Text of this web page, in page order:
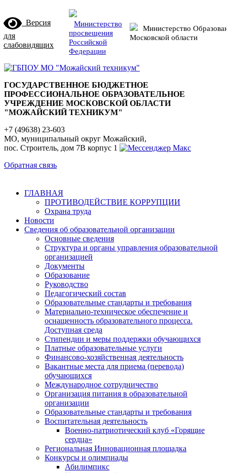
Версия
для
слабовидящих
Министерство
просвещения
Российской
Федерации
Министерство
Московской области
ГОСУДАРСТВЕННОЕ БЮДЖЕТНОЕ
ПРОФЕССИОНАЛЬНОЕ ОБРАЗОВАТЕЛЬНОЕ
УЧРЕЖДЕНИЕ МОСКОВСКОЙ ОБЛАСТИ
"МОЖАЙСКИЙ ТЕХНИКУМ"
+7 (49638) 23-603
МО, муниципальный округ Можайский,
пос. Строитель, дом 7В корпус 1
Обратная связь
ГЛАВНАЯ
ПРОТИВОДЕЙСТВИЕ КОРРУПЦИИ
Охрана труда
Новости
Сведения об образовательной организации
Основные сведения
Структура и органы управления образовательной
организацией
Документы
Образование
Руководство
Педагогический состав
Образовательные стандарты и требования
Материально-техническое обеспечение и
оснащенность образовательного процесса.
Доступная среда
Стипендии и меры поддержки обучающихся
Платные образовательные услуги
Финансово-хозяйственная деятельность
Вакантные места для приема (перевода)
обучающихся
Международное сотрудничество
Организация питания в образовательной
организации
Образовательные стандарты и требования
Воспитательная деятельность
Военно-патриотический клуб «Горящие
сердца»
Региональная Инновационная площадка
Конкурсы и олимпиады
Абилимпикс